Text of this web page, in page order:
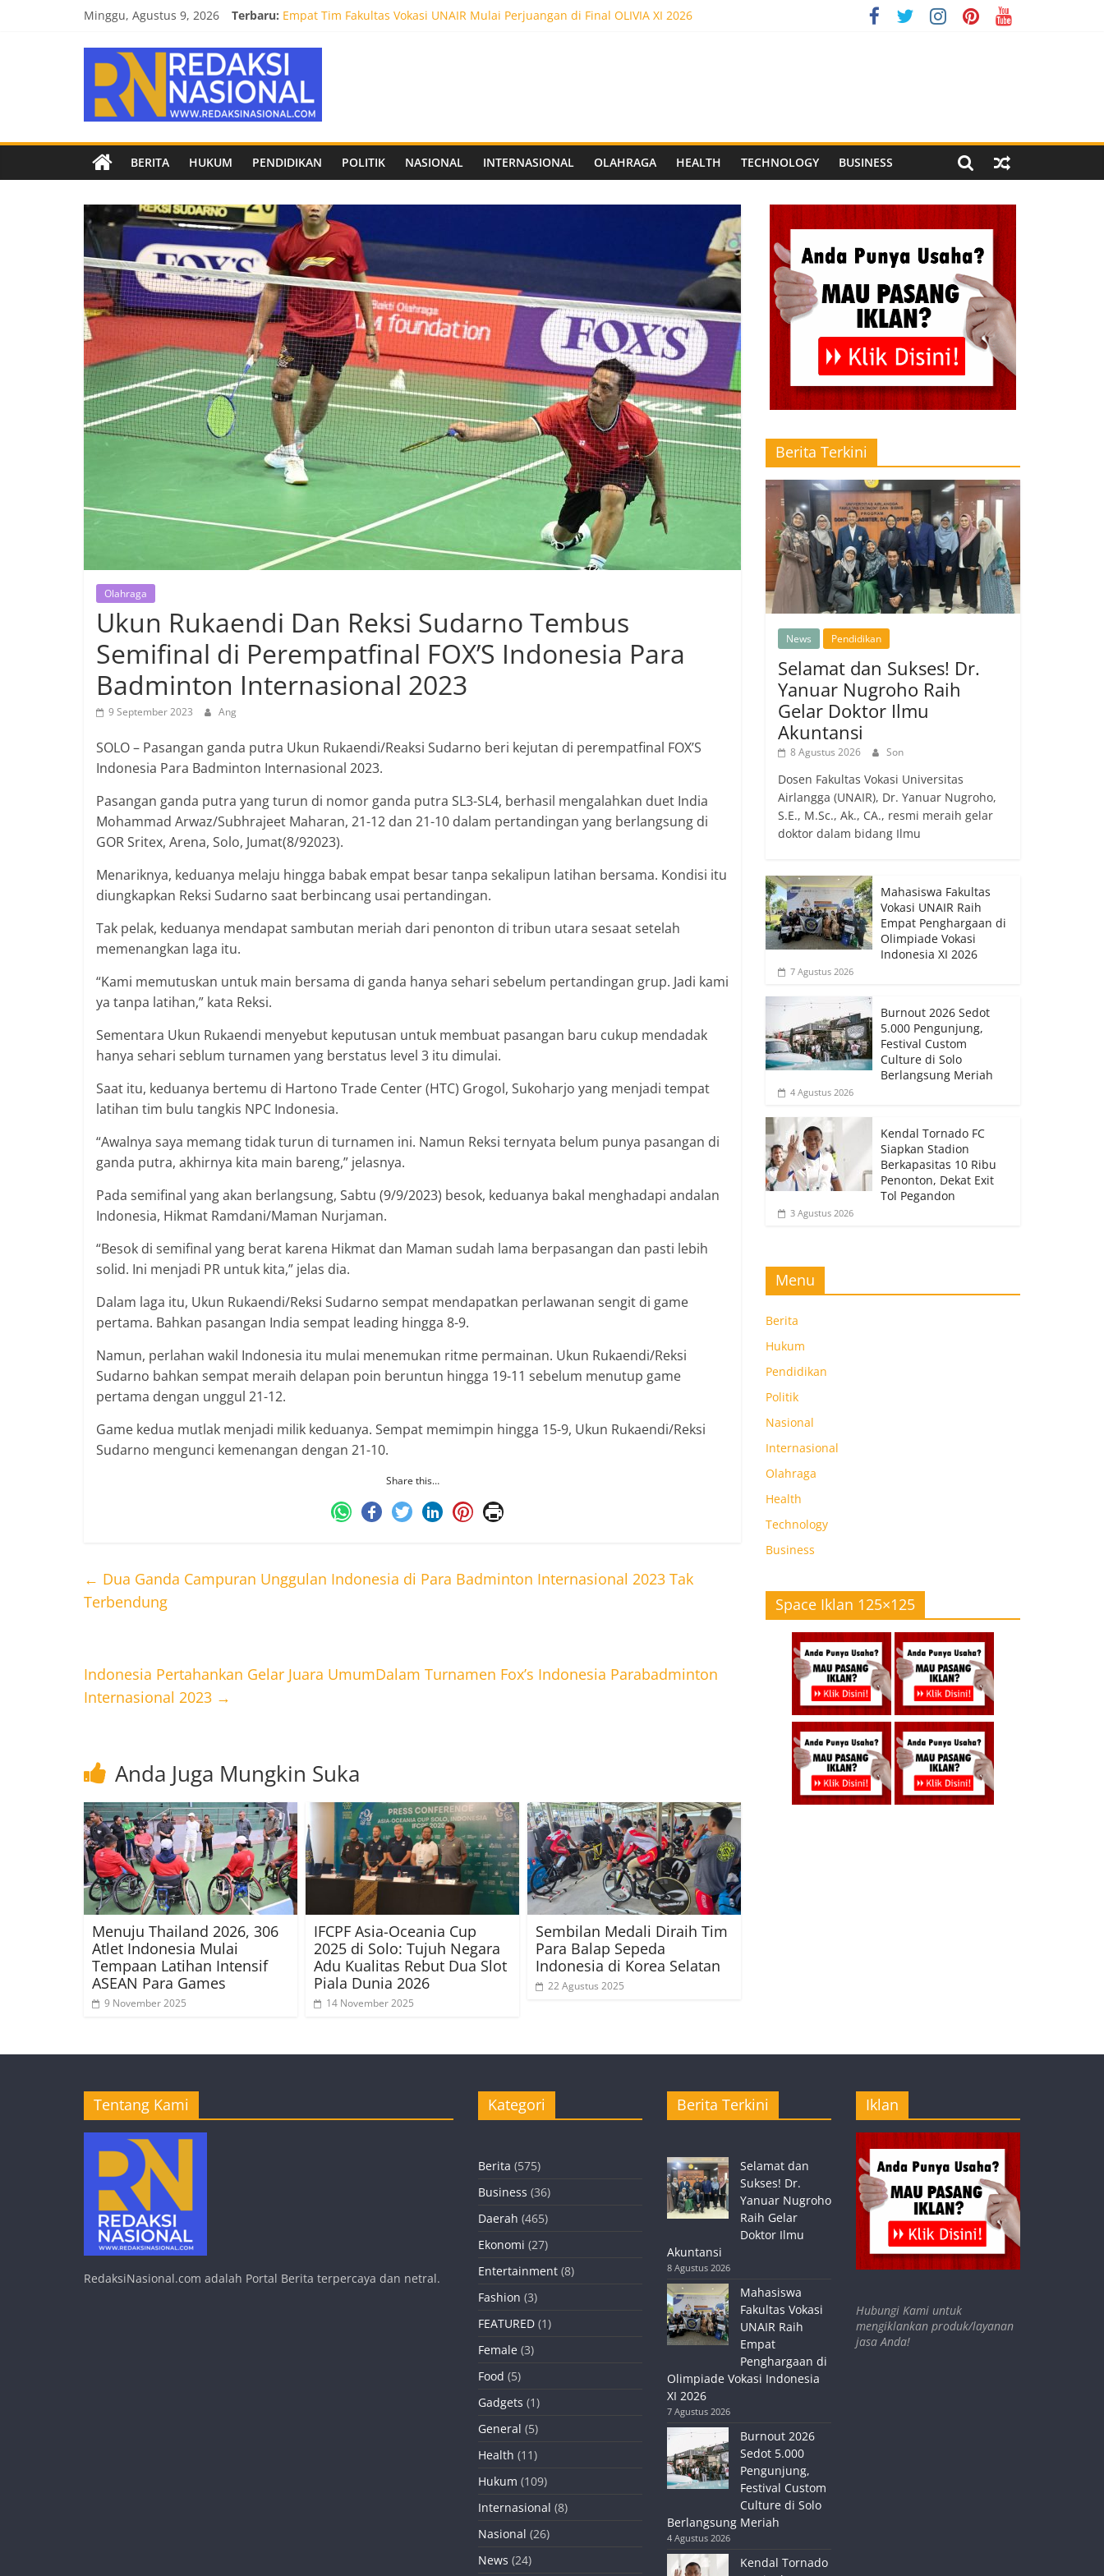
Minggu, Agustus 9, 2026 Terbaru: Empat Tim Fakultas Vokasi UNAIR Mulai Perjuangan di Final OLIVIA XI 2026
Mahasiswa Fakultas Vokasi UNAIR Raih Empat Penghargaan di Olimpiade Vokasi Indonesia XI 2026
Kendal Tornado FC Siapkan Stadion Berkapasitas 10 Ribu Penonton, Dekat Exit Tol Pegandon
Redaksi
Nasional
Berita
terpercaya
netral
BERITA HUKUM PENDIDIKAN POLITIK NASIONAL INTERNASIONAL OLAHRAGA HEALTH TECHNOLOGY BUSINESS
Olahraga
Ukun Rukaendi Dan Reksi Sudarno Tembus
Semifinal di Perempatfinal FOX’S Indonesia Para
Badminton Internasional 2023
9 September 2023 Ang
SOLO – Pasangan ganda putra Ukun Rukaendi/Reaksi Sudarno beri kejutan di perempatfinal FOX’S
Indonesia Para Badminton Internasional 2023.
Pasangan ganda putra yang turun di nomor ganda putra SL3-SL4, berhasil mengalahkan duet India
Mohammad Arwaz/Subhrajeet Maharan, 21-12 dan 21-10 dalam pertandingan yang berlangsung di
GOR Sritex, Arena, Solo, Jumat(8/92023).
Menariknya, keduanya melaju hingga babak empat besar tanpa sekalipun latihan bersama. Kondisi itu
diungkapkan Reksi Sudarno saat berbincang usai pertandingan.
Tak pelak, keduanya mendapat sambutan meriah dari penonton di tribun utara sesaat setelah
memenangkan laga itu.
“Kami memutuskan untuk main bersama di ganda hanya sehari sebelum pertandingan grup. Jadi kami
ya tanpa latihan,” kata Reksi.
Sementara Ukun Rukaendi menyebut keputusan untuk membuat pasangan baru cukup mendadak
hanya sehari seblum turnamen yang berstatus level 3 itu dimulai.
Saat itu, keduanya bertemu di Hartono Trade Center (HTC) Grogol, Sukoharjo yang menjadi tempat
latihan tim bulu tangkis NPC Indonesia.
“Awalnya saya memang tidak turun di turnamen ini. Namun Reksi ternyata belum punya pasangan di
ganda putra, akhirnya kita main bareng,” jelasnya.
Pada semifinal yang akan berlangsung, Sabtu (9/9/2023) besok, keduanya bakal menghadapi andalan
Indonesia, Hikmat Ramdani/Maman Nurjaman.
“Besok di semifinal yang berat karena Hikmat dan Maman sudah lama berpasangan dan pasti lebih
solid. Ini menjadi PR untuk kita,” jelas dia.
Dalam laga itu, Ukun Rukaendi/Reksi Sudarno sempat mendapatkan perlawanan sengit di game
pertama. Bahkan pasangan India sempat leading hingga 8-9.
Namun, perlahan wakil Indonesia itu mulai menemukan ritme permainan. Ukun Rukaendi/Reksi
Sudarno bahkan sempat meraih delapan poin beruntun hingga 19-11 sebelum menutup game
pertama dengan unggul 21-12.
Game kedua mutlak menjadi milik keduanya. Sempat memimpin hingga 15-9, Ukun Rukaendi/Reksi
Sudarno mengunci kemenangan dengan 21-10.
Share this…
← Dua Ganda Campuran Unggulan Indonesia di Para Badminton Internasional 2023 Tak
Terbendung
Indonesia Pertahankan Gelar Juara UmumDalam Turnamen Fox’s Indonesia Parabadminton
Internasional 2023 →
Anda Juga Mungkin Suka
Menuju Thailand 2026, 306
Atlet Indonesia Mulai
Tempaan Latihan Intensif
ASEAN Para Games
9 November 2025
IFCPF Asia-Oceania Cup
2025 di Solo: Tujuh Negara
Adu Kualitas Rebut Dua Slot
Piala Dunia 2026
14 November 2025
Sembilan Medali Diraih Tim
Para Balap Sepeda
Indonesia di Korea Selatan
22 Agustus 2025
Berita Terkini
News Pendidikan
Selamat dan Sukses! Dr.
Yanuar Nugroho Raih
Gelar Doktor Ilmu
Akuntansi
8 Agustus 2026 Son
Dosen Fakultas Vokasi Universitas
Airlangga (UNAIR), Dr. Yanuar Nugroho,
S.E., M.Sc., Ak., CA., resmi meraih gelar
doktor dalam bidang Ilmu
Mahasiswa Fakultas
Vokasi UNAIR Raih
Empat Penghargaan di
Olimpiade Vokasi
Indonesia XI 2026
7 Agustus 2026
Burnout 2026 Sedot
5.000 Pengunjung,
Festival Custom
Culture di Solo
Berlangsung Meriah
4 Agustus 2026
Kendal Tornado FC
Siapkan Stadion
Berkapasitas 10 Ribu
Penonton, Dekat Exit
Tol Pegandon
3 Agustus 2026
Menu
Berita
Hukum
Pendidikan
Politik
Nasional
Internasional
Olahraga
Health
Technology
Business
Space Iklan 125×125
Tentang Kami
RedaksiNasional.com adalah Portal Berita terpercaya dan netral.
Kategori
Berita (575)
Business (36)
Daerah (465)
Ekonomi (27)
Entertainment (8)
Fashion (3)
FEATURED (1)
Female (3)
Food (5)
Gadgets (1)
General (5)
Health (11)
Hukum (109)
Internasional (8)
Nasional (26)
News (24)
Berita Terkini
Selamat dan
Sukses! Dr.
Yanuar Nugroho
Raih Gelar
Doktor Ilmu
Akuntansi
8 Agustus 2026
Mahasiswa
Fakultas Vokasi
UNAIR Raih
Empat
Penghargaan di
Olimpiade Vokasi Indonesia
XI 2026
7 Agustus 2026
Burnout 2026
Sedot 5.000
Pengunjung,
Festival Custom
Culture di Solo
Berlangsung Meriah
4 Agustus 2026
Kendal Tornado
Iklan
Hubungi Kami untuk
mengiklankan produk/layanan
jasa Anda!